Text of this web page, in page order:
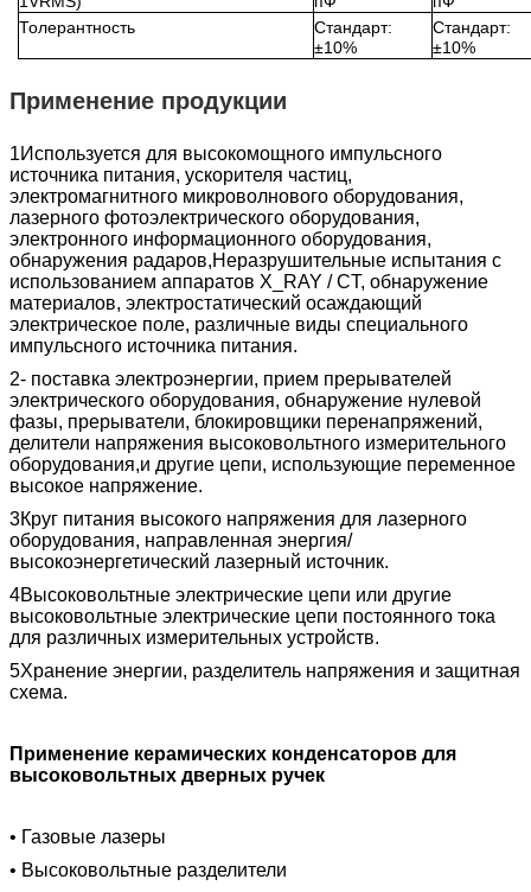
Толерантность
Стандарт:
±10%
Стандарт:
±10%
Применение продукции
1Используется для высокомощного импульсного
источника питания, ускорителя частиц,
электромагнитного микроволнового оборудования,
лазерного фотоэлектрического оборудования,
электронного информационного оборудования,
обнаружения радаров,Неразрушительные испытания с
использованием аппаратов X_RAY / CT, обнаружение
материалов, электростатический осаждающий
электрическое поле, различные виды специального
импульсного источника питания.
2- поставка электроэнергии, прием прерывателей
электрического оборудования, обнаружение нулевой
фазы, прерыватели, блокировщики перенапряжений,
делители напряжения высоковольтного измерительного
оборудования,и другие цепи, использующие переменное
высокое напряжение.
3Круг питания высокого напряжения для лазерного
оборудования, направленная энергия/
высокоэнергетический лазерный источник.
4Высоковольтные электрические цепи или другие
высоковольтные электрические цепи постоянного тока
для различных измерительных устройств.
5Хранение энергии, разделитель напряжения и защитная
схема.
Применение керамических конденсаторов для
высоковольтных дверных ручек
• Газовые лазеры
• Высоковольтные разделители